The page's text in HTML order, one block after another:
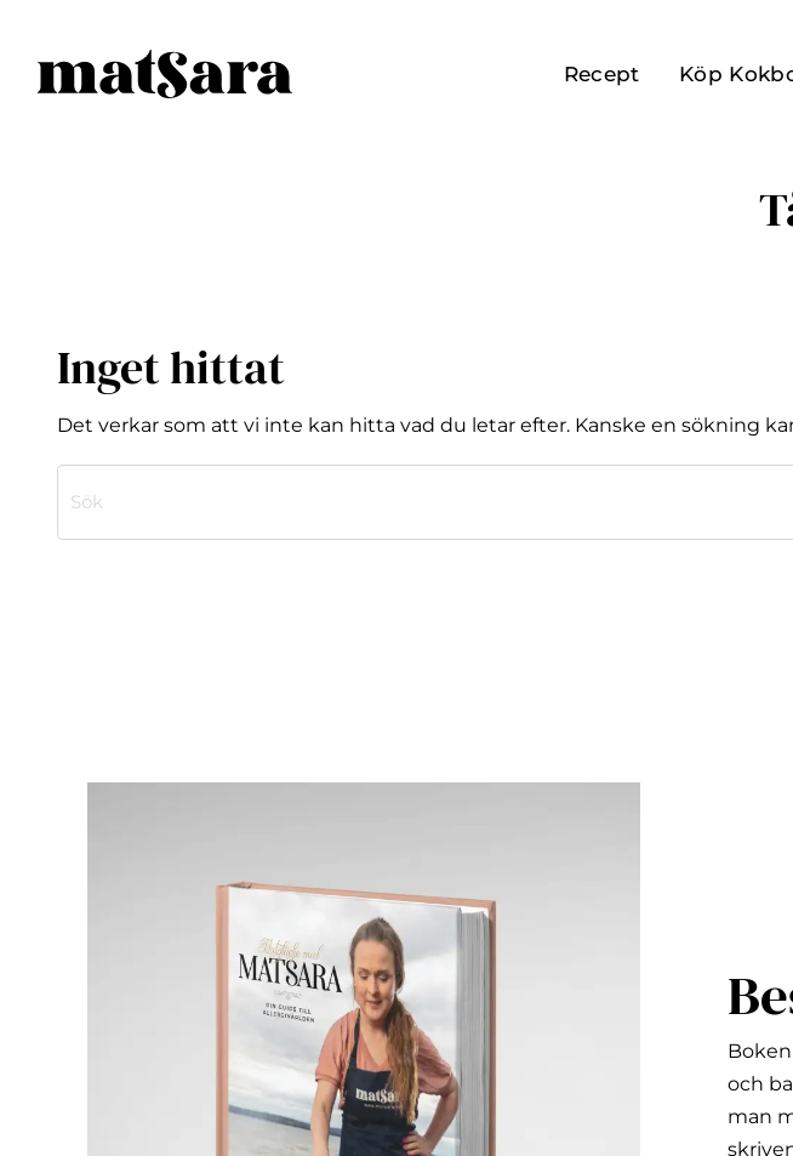
Recept Köp
Inget hittat
Det verkar som att vi inte kan hitta vad du letar efter. Kanske en sökning
och
man